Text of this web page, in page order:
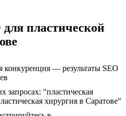
пластической
конкуренция — результаты SEO
запросах: "пластическая
хирургия в Саратове"